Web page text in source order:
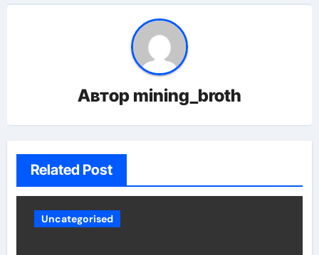
Автор mining_broth
Related Post
Uncategorised